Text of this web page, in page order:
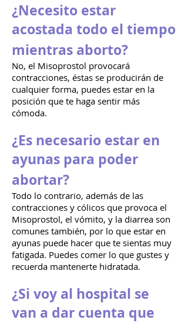
¿Necesito estar
acostada todo el tiempo
mientras aborto?
No, el Misoprostol provocará
contracciones, éstas se producirán de
cualquier forma, puedes estar en la
posición que te haga sentir más
cómoda.
¿Es necesario estar en
ayunas para poder
abortar?
Todo lo contrario, además de las
contracciones y cólicos que provoca el
Misoprostol, el vómito, y la diarrea son
comunes también, por lo que estar en
ayunas puede hacer que te sientas muy
fatigada. Puedes comer lo que gustes y
recuerda mantenerte hidratada.
¿Si voy al hospital se
van a dar cuenta que